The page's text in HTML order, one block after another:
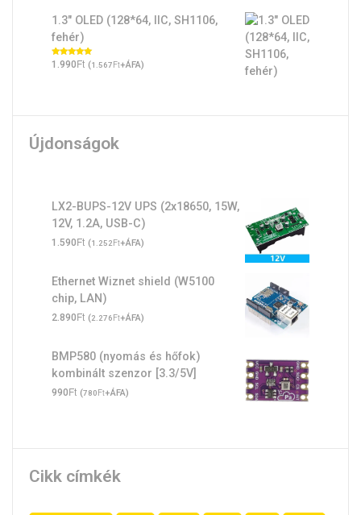
1.3" OLED (128*64, IIC, SH1106,
fehér)
Értékelés:
5.00 / 5
1.990Ft (1.567Ft+ÁFA)
Újdonságok
LX2-BUPS-12V UPS (2x18650, 15W,
12V, 1.2A, USB-C)
1.590Ft (1.252Ft+ÁFA)
Ethernet Wiznet shield (W5100
chip, LAN)
2.890Ft (2.276Ft+ÁFA)
BMP580 (nyomás és hőfok)
kombinált szenzor [3.3/5V]
990Ft (780Ft+ÁFA)
Cikk címkék